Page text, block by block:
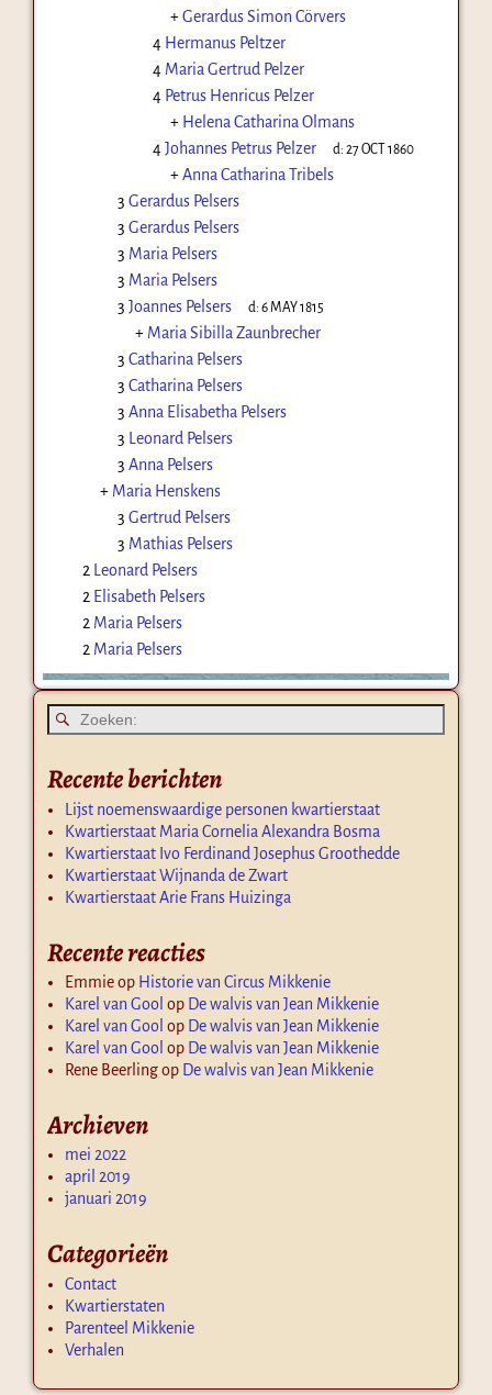
+Gerardus Simon Cörvers
4 Hermanus Peltzer
4 Maria Gertrud Pelzer
4 Petrus Henricus Pelzer
+ Helena Catharina Olmans
4Johannes Petrus Pelzer d:27 OCT 1860
+Anna Catharina Tribels
3 Gerardus Pelsers
3 Gerardus Pelsers
3 Maria Pelsers
3 Maria Pelsers
3 Joannes Pelsers d:6 MAY 1815
+ Maria Sibilla Zaunbrecher
3 Catharina Pelsers
3 Catharina Pelsers
3 Anna Elisabetha Pelsers
3 Leonard Pelsers
3 Anna Pelsers
+ Maria Henskens
3 Gertrud Pelsers
3 Mathias Pelsers
2 Leonard Pelsers
2 Elisabeth Pelsers
2 Maria Pelsers
2 Maria Pelsers
Recente berichten
Lijst noemenswaardige personen kwartierstaat
Kwartierstaat Maria Cornelia Alexandra Bosma
Kwartierstaat Ivo Ferdinand Josephus Groothedde
Kwartierstaat Wijnanda de Zwart
Kwartierstaat Arie Frans Huizinga
Recente reacties
Emmieop Historie van Circus Mikkenie
Karel van Gool op De walvis van Jean Mikkenie
Karel van Gool op De walvis van Jean Mikkenie
Karel van Gool op De walvis van Jean Mikkenie
Rene Beerlingop De walvis van Jean Mikkenie
Archieven
mei 2022
april 2019
januari 2019
Categorieën
Contact
Kwartierstaten
Parenteel Mikkenie
Verhalen